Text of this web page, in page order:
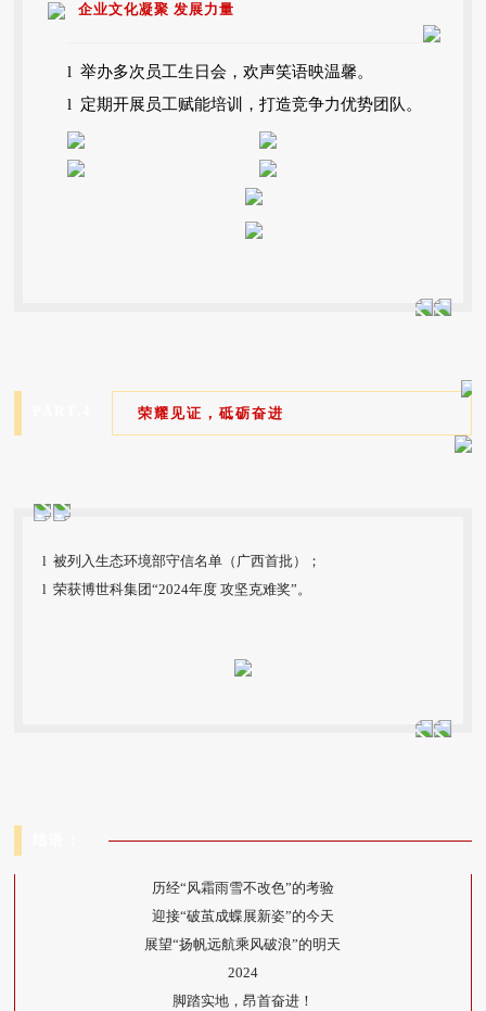
企业文化凝聚 发展力量
l 举办多次员工生日会，欢声笑语映温馨。
l 定期开展员工赋能培训，打造竞争力优势团队。
荣耀见证，砥砺奋进
l 被列入生态环境部守信名单（广西首批）；
l 荣获博世科集团“2024年度 攻坚克难奖”。
历经“风霜雨雪不改色”的考验
迎接“破茧成蝶展新姿”的今天
展望“扬帆远航乘风破浪”的明天
2024
脚踏实地，昂首奋进！